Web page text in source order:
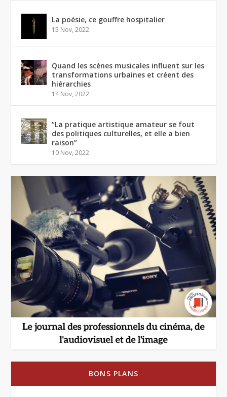
La poésie, ce gouffre hospitalier
15 Nov, 2022
Quand les scènes musicales influent sur les
transformations urbaines et créent des
hiérarchies
14 Nov, 2022
“La pratique artistique amateur se fout
des politiques culturelles, et elle a bien
raison”
10 Nov, 2022
BONS PLANS